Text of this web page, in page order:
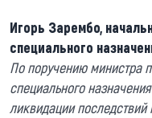
Игорь Зарембо,
специального
По поручению министра
специального
ликвидации